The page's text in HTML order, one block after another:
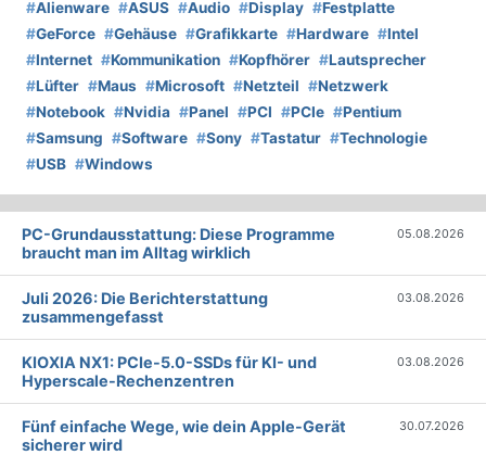
#Alienware #ASUS #Audio #Display #Festplatte
#GeForce #Gehäuse #Grafikkarte #Hardware #Intel
#Internet #Kommunikation #Kopfhörer #Lautsprecher
#Lüfter #Maus #Microsoft #Netzteil #Netzwerk
#Notebook #Nvidia #Panel #PCI #PCIe #Pentium
#Samsung #Software #Sony #Tastatur #Technologie
#USB #Windows
PC-Grundausstattung: Diese Programme
braucht man im Alltag wirklich
05.08.2026
Juli 2026: Die Bericht­erstattung
zusammengefasst
03.08.2026
KIOXIA NX1: PCIe-5.0-SSDs für KI- und
Hyperscale-Rechenzentren
03.08.2026
Fünf einfache Wege, wie dein Apple-Gerät
sicherer wird
30.07.2026